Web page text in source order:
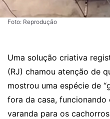
Foto: Reprodução
Uma solução criativa
(RJ) chamou atenção de
mostrou uma espécie de
fora da casa, funcionando
varanda para os